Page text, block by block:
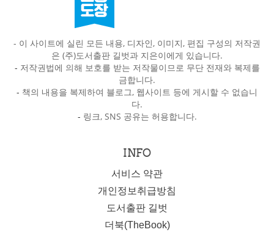
- 이 사이트에 실린 모든 내용, 디자인, 이미지, 편집 구성의 저작권
은 (주)도서출판 길벗과 지은이에게 있습니다.
- 저작권법에 의해 보호를 받는 저작물이므로 무단 전재와 복제를
금합니다.
- 책의 내용을 복제하여 블로그, 웹사이트 등에 게시할 수 없습니
다.
- 링크, SNS 공유는 허용합니다.
INFO
서비스 약관
개인정보취급방침
도서출판 길벗
더북(TheBook)